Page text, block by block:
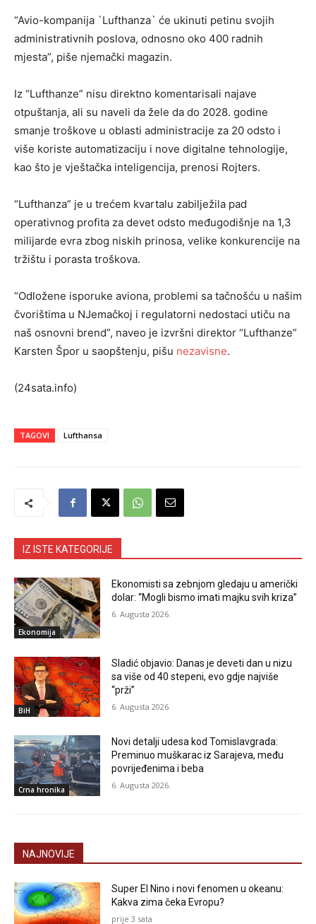
“Avio-kompanija `Lufthanza` će ukinuti petinu svojih
administrativnih poslova, odnosno oko 400 radnih
mjesta”, piše njemački magazin.
Iz “Lufthanze” nisu direktno komentarisali najave
otpuštanja, ali su naveli da žele da do 2028. godine
smanje troškove u oblasti administracije za 20 odsto i
više koriste automatizaciju i nove digitalne tehnologije,
kao što je vještačka inteligencija, prenosi Rojters.
“Lufthanza” je u trećem kvartalu zabilježila pad
operativnog profita za devet odsto međugodišnje na 1,3
milijarde evra zbog niskih prinosa, velike konkurencije na
tržištu i porasta troškova.
“Odložene isporuke aviona, problemi sa tačnošću u našim
čvorištima u NJemačkoj i regulatorni nedostaci utiču na
naš osnovni brend”, naveo je izvršni direktor “Lufthanze”
Karsten Špor u saopštenju, pišu nezavisne.
(24sata.info)
TAGOVI Lufthansa
IZ ISTE KATEGORIJE
Ekonomija
Ekonomisti sa zebnjom gledaju u američki
dolar: “Mogli bismo imati majku svih kriza”
6. Augusta 2026.
BiH
Sladić objavio: Danas je deveti dan u nizu
sa više od 40 stepeni, evo gdje najviše
“prži”
6. Augusta 2026.
Crna hronika
Novi detalji udesa kod Tomislavgrada:
Preminuo muškarac iz Sarajeva, među
povrijeđenima i beba
6. Augusta 2026.
NAJNOVIJE
Super El Nino i novi fenomen u okeanu:
Kakva zima čeka Evropu?
prije 3 sata